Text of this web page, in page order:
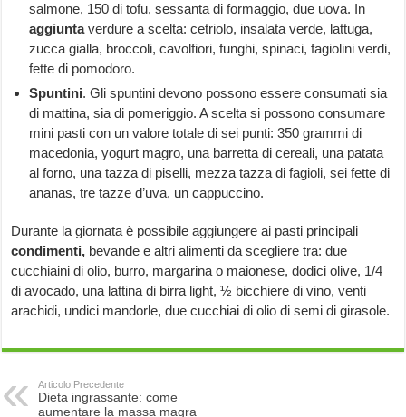
salmone, 150 di tofu, sessanta di formaggio, due uova. In
aggiuntaverdure a scelta: cetriolo, insalata verde, lattuga,
zucca gialla, broccoli, cavolfiori, funghi, spinaci, fagiolini verdi,
fette di pomodoro.
Spuntini. Gli spuntini devono possono essere consumati sia
di mattina, sia di pomeriggio. A scelta si possono consumare
mini pasti con un valore totale di sei punti: 350 grammi di
macedonia, yogurt magro, una barretta di cereali, una patata
al forno, una tazza di piselli, mezza tazza di fagioli, sei fette di
ananas, tre tazze d’uva, un cappuccino.
Durante la giornata è possibile aggiungere ai pasti principali
condimenti, bevande e altri alimenti da scegliere tra: due
cucchiaini di olio, burro, margarina o maionese, dodici olive, 1/4
di avocado, una lattina di birra light, ½ bicchiere di vino, venti
arachidi, undici mandorle, due cucchiai di olio di semi di girasole.
Articolo Precedente
Dieta ingrassante: come
aumentare la massa magra